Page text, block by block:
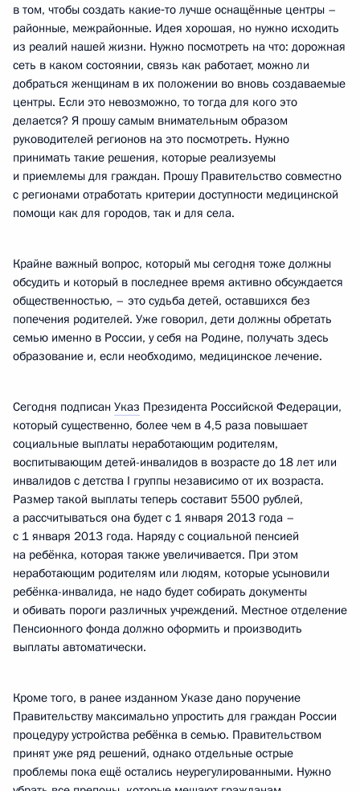
в том, чтобы создать какие‑то лучше оснащённые центры –
районные, межрайонные. Идея хорошая, но нужно исходить
из реалий нашей жизни. Нужно посмотреть на что: дорожная
сеть в каком состоянии, связь как работает, можно ли
добраться женщинам в их положении во вновь создаваемые
центры. Если это невозможно, то тогда для кого это
делается? Я прошу самым внимательным образом
руководителей регионов на это посмотреть. Нужно
принимать такие решения, которые реализуемы
и приемлемы для граждан. Прошу Правительство совместно
с регионами отработать критерии доступности медицинской
помощи как для городов, так и для села.
Крайне важный вопрос, который мы сегодня тоже должны
обсудить и который в последнее время активно обсуждается
общественностью, – это судьба детей, оставшихся без
попечения родителей. Уже говорил, дети должны обретать
семью именно в России, у себя на Родине, получать здесь
образование и, если необходимо, медицинское лечение.
Сегодня подписан Указ Президента Российской Федерации,
который существенно, более чем в 4,5 раза повышает
социальные выплаты неработающим родителям,
воспитывающим детей-инвалидов в возрасте до 18 лет или
инвалидов с детства I группы независимо от их возраста.
Размер такой выплаты теперь составит 5500 рублей,
а рассчитываться она будет с 1 января 2013 года –
с 1 января 2013 года. Наряду с социальной пенсией
на ребёнка, которая также увеличивается. При этом
неработающим родителям или людям, которые усыновили
ребёнка-инвалида, не надо будет собирать документы
и обивать пороги различных учреждений. Местное отделение
Пенсионного фонда должно оформить и производить
выплаты автоматически.
Кроме того, в ранее изданном Указе дано поручение
Правительству максимально упростить для граждан России
процедуру устройства ребёнка в семью. Правительством
принят уже ряд решений, однако отдельные острые
проблемы пока ещё остались неурегулированными. Нужно